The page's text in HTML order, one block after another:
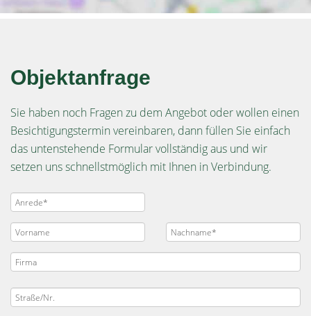
Objektanfrage
Sie haben noch Fragen zu dem Angebot oder wollen einen
Besichtigungstermin vereinbaren, dann füllen Sie einfach
das untenstehende Formular vollständig aus und wir
setzen uns schnellstmöglich mit Ihnen in Verbindung.